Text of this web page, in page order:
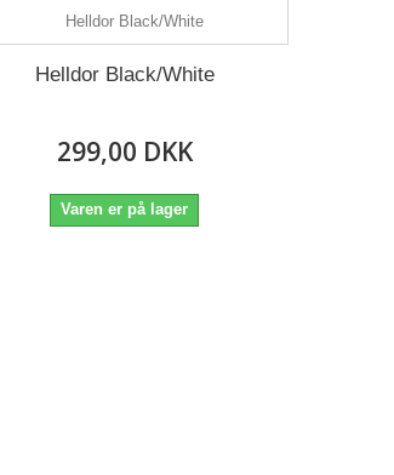
Helldor Black/White
299,00 DKK
Varen er på lager